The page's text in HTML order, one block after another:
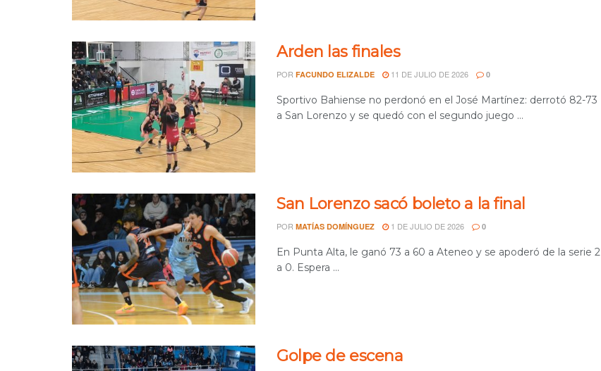
Arden las finales
POR FACUNDO ELIZALDE 11 DE JULIO DE 2026 0
Sportivo Bahiense no perdonó en el José Martínez: derrotó 82-73
a San Lorenzo y se quedó con el segundo juego ...
San Lorenzo sacó boleto a la final
POR MATÍAS DOMÍNGUEZ 1 DE JULIO DE 2026 0
En Punta Alta, le ganó 73 a 60 a Ateneo y se apoderó de la serie 2
a 0. Espera ...
Golpe de escena